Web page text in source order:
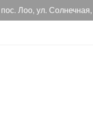
Лоо, ул.